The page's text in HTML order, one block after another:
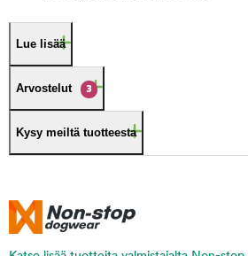
Lue lisää
Arvostelut 3
Kysy meiltä tuotteesta